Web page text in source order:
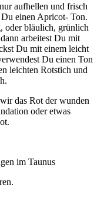
aufhellen und frisch
einen Apricot- Ton.
oder bläulich, grünlich
arbeitest Du mit
Du mit einem leicht
Du einen Ton
leichten Rotstich und
das Rot der wunden
oder etwas
im Taunus